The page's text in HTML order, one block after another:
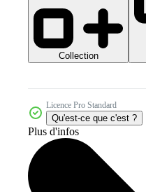
Collection
Licence Pro Standard
Qu'est-ce que c'est ?
Plus d'infos